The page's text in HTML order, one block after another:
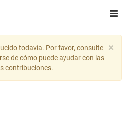
×
todavía. Por favor, consulte
de cómo puede ayudar con las
contribuciones.